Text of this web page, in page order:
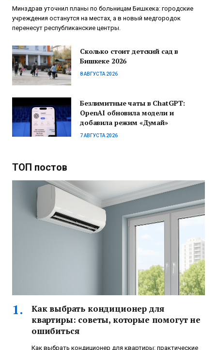
Минздрав уточнил планы по больницам Бишкека: городские
учреждения останутся на местах, а в новый медгородок
перенесут республиканские центры.
Сколько стоит детский сад в
Бишкеке 2026
8 АВГУСТА 2026
Безлимитные чаты в ChatGPT:
OpenAI обновила модели и
добавила режим «Думай»
7 АВГУСТА 2026
ТОП постов
Как выбрать кондиционер для
квартиры: советы, которые помогут не
ошибиться
Как выбрать кондиционер для квартиры: практические